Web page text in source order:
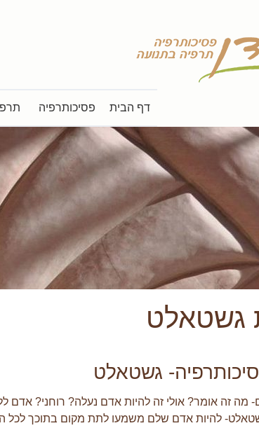
דף הבית פסיכותרפיה
גשטאלט
גשטאלט
מה זה אומר? אולי זה להיות אדם נעלה? רוחני? אדם
להיות אדם שלם משמעו לתת מקום בתוכך לכל